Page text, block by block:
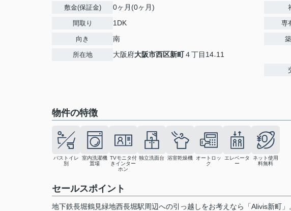
敷金(保証金) 0ヶ月(0ヶ月)
間取り 1DK
向き 南
所在地 大阪府大阪市西区新町４丁目14₋11
専
物件の特徴
バストイレ
別
室内洗濯機
置場
TVモニタ付
きインター
ホン
独立洗面台 浴室乾燥機
オートロッ
ク
エレベータ
ー
ネット使用
料無料
セールスポイント
地下鉄長堀鶴見緑地西長堀駅周辺への引っ越しをお考えなら「Alivis新町